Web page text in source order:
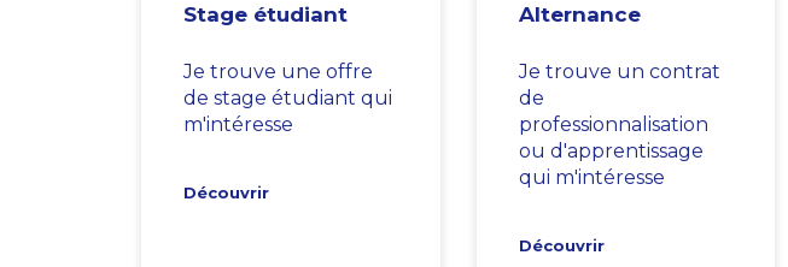
Stage étudiant
Je trouve une offre
de stage étudiant qui
m'intéresse
Découvrir
Alternance
Je trouve un contrat
de
professionnalisation
ou d'apprentissage
qui m'intéresse
Découvrir